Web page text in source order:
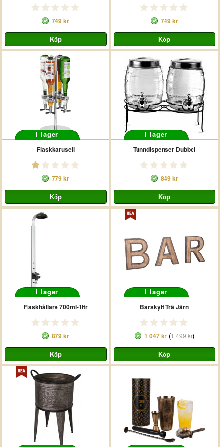
749 kr 749 kr
I lager
Flaskkarusell
779 kr
I lager
Tunndispenser Dubbel
849 kr
I lager
Flaskhållare 700ml-1ltr
879 kr
I lager
Barskylt Trä Järn
1 047 kr(1 499 kr)